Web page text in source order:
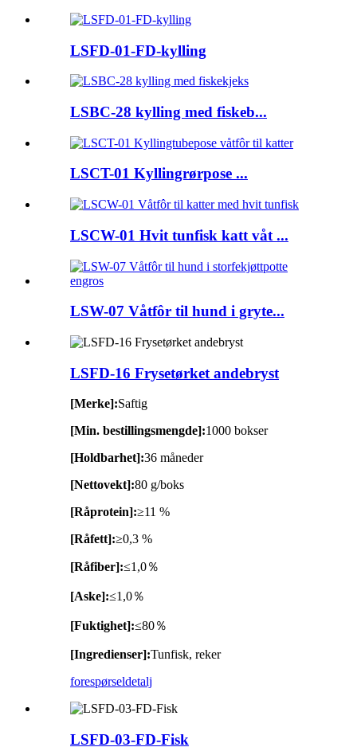
LSFD-01-FD-kylling
LSBC-28 kylling med fiskeb...
LSCT-01 Kyllingrørpose ...
LSCW-01 Hvit tunfisk katt våt ...
LSW-07 Våtfôr til hund i gryte...
LSFD-16 Frysetørket andebryst
[Merke]:Saftig
[Min. bestillingsmengde]:1000 bokser
[Holdbarhet]:36 måneder
[Nettovekt]:80 g/boks
[Råprotein]:≥11 %
[Råfett]:≥0,3 %
[Råfiber]:≤1,0％
[Aske]:≤1,0％
[Fuktighet]:≤80％
[Ingredienser]:Tunfisk, reker
forespørseldetalj
LSFD-03-FD-Fisk